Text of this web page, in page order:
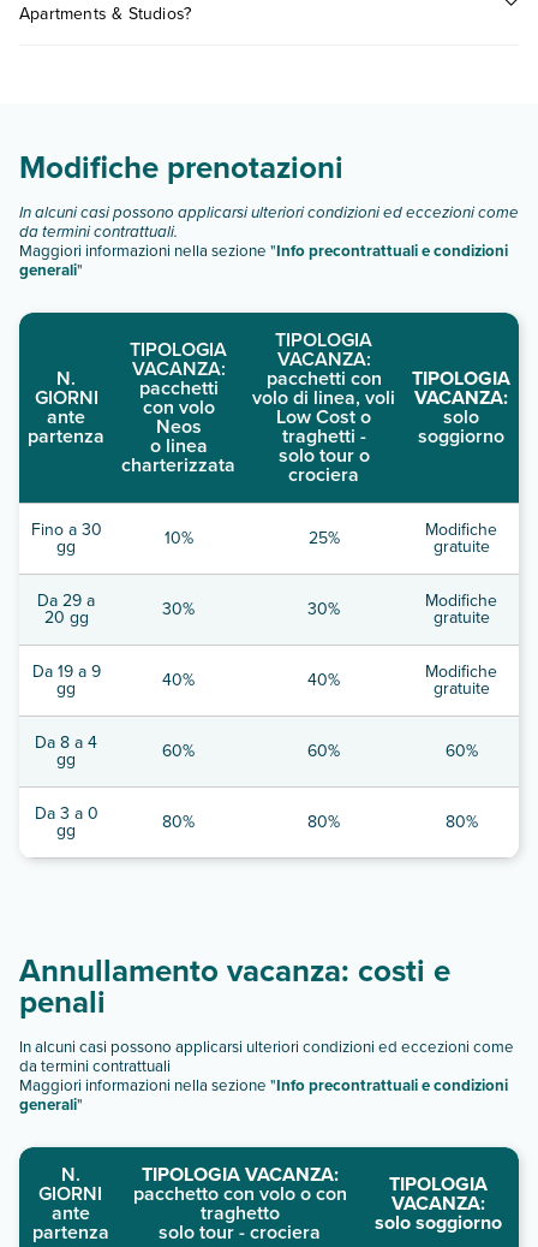
professionale.Sono disponibili il check-in senza contatti e il
check-out senza contatti.
consultare i prezzi, compila il motore di ricerca e scegli
Apartments & Studios?
Modifiche prenotazioni
In alcuni casi possono applicarsi ulteriori condizioni ed eccezioni come
da termini contrattuali.
Maggiori informazioni nella sezione "Info precontrattuali e condizioni
generali"
N.
GIORNI
ante
partenza
TIPOLOGIA
VACANZA:
pacchetti
con volo
Neos
o linea
charterizzata
TIPOLOGIA
VACANZA:
pacchetti con
volo di linea, voli
Low Cost o
traghetti -
solo tour o
crociera
TIPOLOGIA
VACANZA:
solo
soggiorno
Fino a 30
gg 10% 25% Modifiche
gratuite
Da 29 a
20 gg 30% 30% Modifiche
gratuite
Da 19 a 9
gg 40% 40% Modifiche
gratuite
Da 8 a 4
gg 60% 60% 60%
Da 3 a 0
gg 80% 80% 80%
Annullamento vacanza: costi e
penali
In alcuni casi possono applicarsi ulteriori condizioni ed eccezioni come
da termini contrattuali
Maggiori informazioni nella sezione "Info precontrattuali e condizioni
generali"
N.
GIORNI
ante
partenza
TIPOLOGIA VACANZA:
pacchetto con volo o con
traghetto
solo tour - crociera
TIPOLOGIA
VACANZA:
solo soggiorno